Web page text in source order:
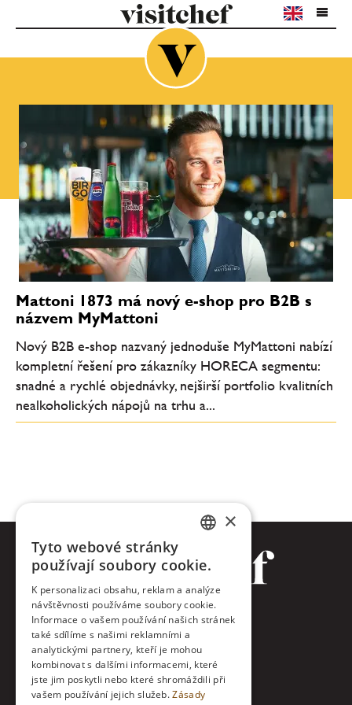
Mattoni 1873 má nový e-shop pro B2B s
názvem MyMattoni
Nový B2B e-shop nazvaný jednoduše MyMattoni nabízí
kompletní řešení pro zákazníky HORECA segmentu:
snadné a rychlé objednávky, nejširší portfolio kvalitních
nealkoholických nápojů na trhu a...
Facebook
Twitter
Instagram
ENGLISH
×
Tyto webové stránky
používají soubory cookie.
K personalizaci obsahu, reklam a analýze
návštěvnosti používáme soubory cookie.
Informace o vašem používání našich stránek
také sdílíme s našimi reklamními a
analytickými partnery, kteří je mohou
kombinovat s dalšími informacemi, které
jste jim poskytli nebo které shromáždili při
vašem používání jejich služeb.Zásady